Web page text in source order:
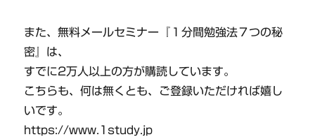
また、無料メールセミナー『１分間勉強法７つの秘
密』は、
すでに2万人以上の方が購読しています。
こちらも、何は無くとも、ご登録いただければ嬉し
いです。
https://www.1study.jp